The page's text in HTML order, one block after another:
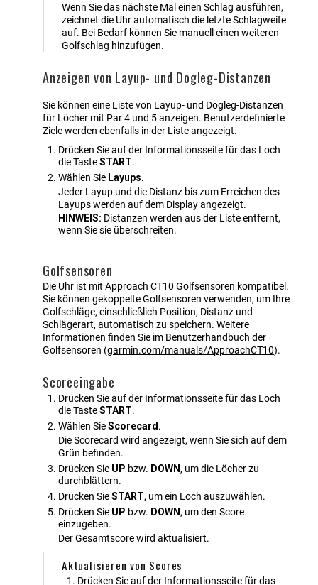
Wenn Sie das nächste Mal einen Schlag ausführen,
zeichnet die Uhr automatisch die letzte Schlagweite
auf. Bei Bedarf können Sie manuell einen weiteren
Golfschlag hinzufügen.
Anzeigen von Layup- und Dogleg-Distanzen
Sie können eine Liste von Layup- und Dogleg-Distanzen
für Löcher mit Par 4 und 5 anzeigen. Benutzerdefinierte
Ziele werden ebenfalls in der Liste angezeigt.
Drücken Sie auf der Informationsseite für das Loch
die TasteSTART.
Wählen Sie Layups.
Jeder Layup und die Distanz bis zum Erreichen des
Layups werden auf dem Display angezeigt.
HINWEIS: Distanzen werden aus der Liste entfernt,
wenn Sie sie überschreiten.
Golfsensoren
Die Uhr ist mit Approach CT10 Golfsensoren kompatibel.
Sie können gekoppelte Golfsensoren verwenden, um Ihre
Golfschläge, einschließlich Position, Distanz und
Schlägerart, automatisch zu speichern. Weitere
Informationen finden Sie im Benutzerhandbuch der
Golfsensoren (garmin.com/manuals/ApproachCT10).
Scoreeingabe
Drücken Sie auf der Informationsseite für das Loch
die TasteSTART.
Wählen SieScorecard .
Die Scorecard wird angezeigt, wenn Sie sich auf dem
Grün befinden.
Drücken Sie UP bzw. DOWN , um die Löcher zu
durchblättern.
Drücken SieSTART, um ein Loch auszuwählen.
Drücken Sie UP bzw. DOWN , um den Score
einzugeben.
Der Gesamtscore wird aktualisiert.
Aktualisieren von Scores
Drücken Sie auf der Informationsseite für das